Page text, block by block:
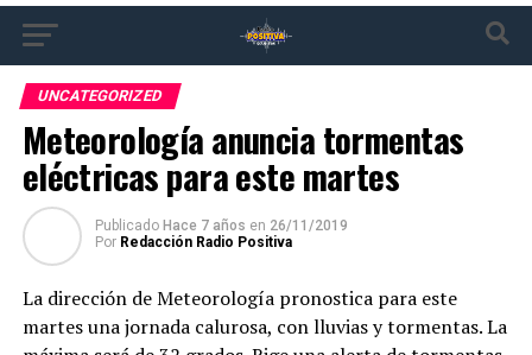
UNCATEGORIZED
Meteorología anuncia tormentas
eléctricas para este martes
Publicado Hace 7 años en 26/11/2019
Por Redacción Radio Positiva
La dirección de Meteorología pronostica para este
martes una jornada calurosa, con lluvias y tormentas. La